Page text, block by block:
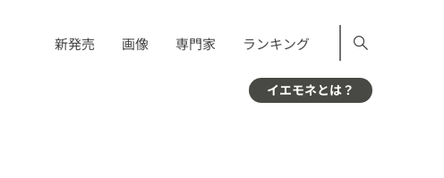
新発売 画像 専門家 ランキング
イエモネとは？